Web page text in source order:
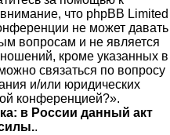
что phpBB Limited
не может давать
вопросам и не является
кроме указанных в
связаться по вопросу
и/или юридических
конференцией?».
в России данный акт
.